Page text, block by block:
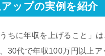
ップの実例を紹介
うちに年収を上げること」
30代で年収100万円以上ア